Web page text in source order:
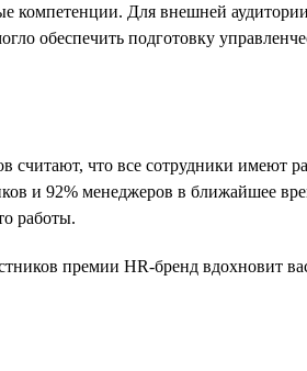
компетенции. Для внешней
обеспечить подготовку
считают, что все сотрудники имеют
и 92% менеджеров в ближайшее
работы.
премии HR-бренд вдохновит